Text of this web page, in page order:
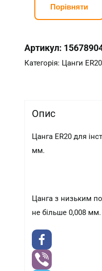
4
мм
мм)
кількість
Порівняти
Артикул:
Категорія: Цанги ER20
Опис
Цанга ER20 для
мм.
Цанга з низьким
не більше 0,008 мм.